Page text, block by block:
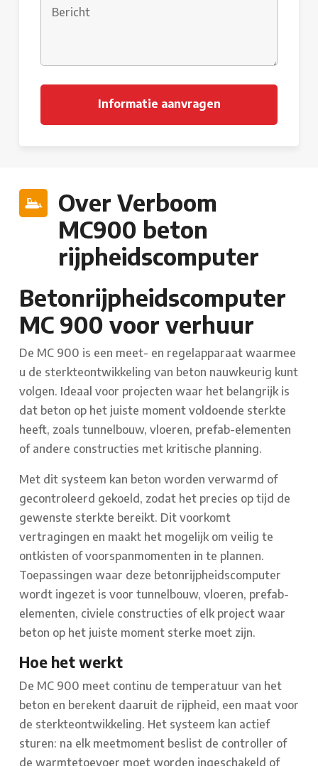
Over Verboom
MC900 beton
rijpheidscomputer
Betonrijpheidscomputer
MC 900 voor verhuur
De MC 900 is een meet- en regelapparaat waarmee
u de sterkteontwikkeling van beton nauwkeurig kunt
volgen. Ideaal voor projecten waar het belangrijk is
dat beton op het juiste moment voldoende sterkte
heeft, zoals tunnelbouw, vloeren, prefab-elementen
of andere constructies met kritische planning.
Met dit systeem kan beton worden verwarmd of
gecontroleerd gekoeld, zodat het precies op tijd de
gewenste sterkte bereikt. Dit voorkomt
vertragingen en maakt het mogelijk om veilig te
ontkisten of voorspanmomenten in te plannen.
Toepassingen waar deze betonrijpheidscomputer
wordt ingezet is voor tunnelbouw, vloeren, prefab-
elementen, civiele constructies of elk project waar
beton op het juiste moment sterke moet zijn.
Hoe het werkt
De MC 900 meet continu de temperatuur van het
beton en berekent daaruit de rijpheid, een maat voor
de sterkteontwikkeling. Het systeem kan actief
sturen: na elk meetmoment beslist de controller of
de warmtetoevoer moet worden ingeschakeld of